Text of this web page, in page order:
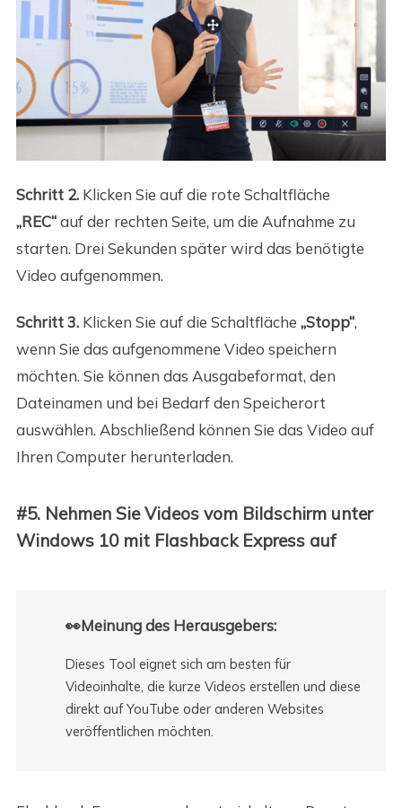
Schritt 2.Klicken Sie auf die rote Schaltfläche
„REC“auf der rechten Seite, um die Aufnahme zu
starten. Drei Sekunden später wird das benötigte
Video aufgenommen.
Schritt 3.Klicken Sie auf die Schaltfläche „Stopp“,
wenn Sie das aufgenommene Video speichern
möchten. Sie können das Ausgabeformat, den
Dateinamen und bei Bedarf den Speicherort
auswählen. Abschließend können Sie das Video auf
Ihren Computer herunterladen.
#5. Nehmen Sie Videos vom Bildschirm unter
Windows 10 mit Flashback Express auf
👀Meinung des Herausgebers:
Dieses Tool eignet sich am besten für
Videoinhalte, die kurze Videos erstellen und diese
direkt auf YouTube oder anderen Websites
veröffentlichen möchten.